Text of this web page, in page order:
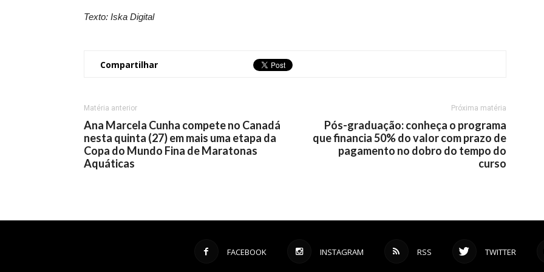
Texto: Iska Digital
Compartilhar
Matéria anterior
Ana Marcela Cunha compete no Canadá
nesta quinta (27) em mais uma etapa da
Copa do Mundo Fina de Maratonas
Aquáticas
Próxima matéria
Pós-graduação: conheça o programa
que financia 50% do valor com prazo de
pagamento no dobro do tempo do
curso
FACEBOOK INSTAGRAM RSS TWITTER